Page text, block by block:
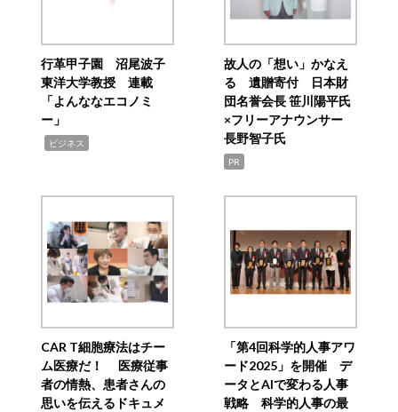
行革甲子園 沼尾波子
東洋大学教授 連載
「よんななエコノミ
ー」
ビジネス
故人の「想い」かなえ
る 遺贈寄付 日本財
団名誉会長 笹川陽平氏
×フリーアナウンサー
長野智子氏
PR
CAR T細胞療法はチー
ム医療だ！ 医療従事
者の情熱、患者さんの
思いを伝えるドキュメ
「第4回科学的人事アワ
ード2025」を開催 デ
ータとAIで変わる人事
戦略 科学的人事の最